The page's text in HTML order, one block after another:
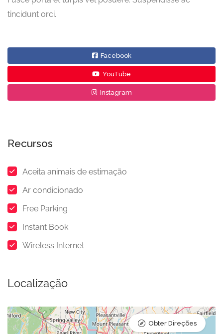
tincidunt orci.
Facebook
YouTube
Instagram
Recursos
Aceita animais de estimação
Ar condicionado
Free Parking
Instant Book
Wireless Internet
Localização
Obter Direções